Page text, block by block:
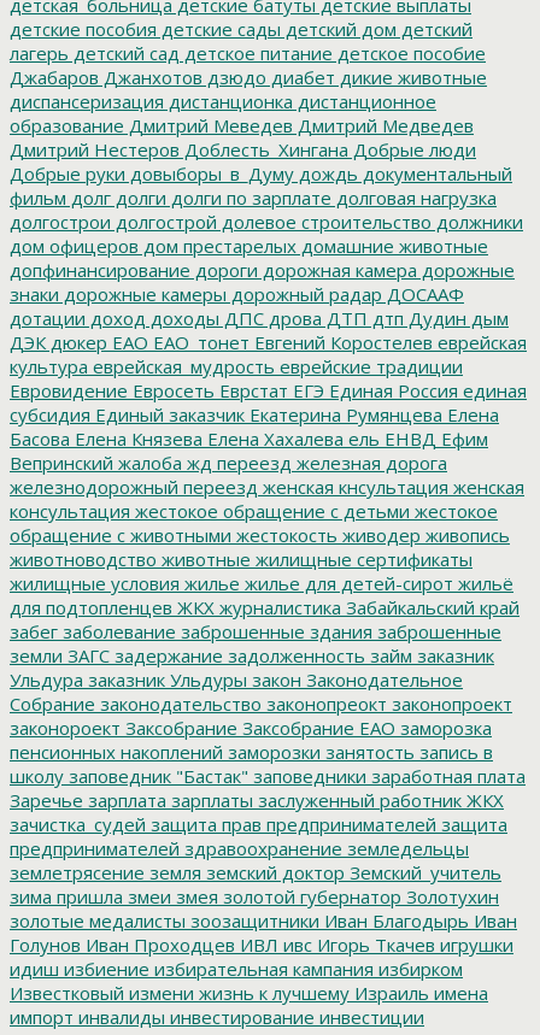
детские пособия детские сады детский дом детский
лагерь детский сад детское питание детское пособие
Джабаров Джанхотов дзюдо диабет дикие животные
диспансеризация дистанционка дистанционное
образование Дмитрий Меведев Дмитрий Медведев
Дмитрий Нестеров Доблесть_Хингана Добрые люди
Добрые руки довыборы_в_Думу дождь документальный
фильм долг долги долги по зарплате долговая нагрузка
долгострои долгострой долевое строительство должники
дом офицеров дом престарелых домашние животные
допфинансирование дороги дорожная камера дорожные
знаки дорожные камеры дорожный радар ДОСААФ
дотации доход доходы ДПС дрова ДТП дтп Дудин дым
ДЭК дюкер ЕАО ЕАО_тонет Евгений Коростелев еврейская
культура еврейская_мудрость еврейские традиции
Евровидение Евросеть Еврстат ЕГЭ Единая Россия единая
субсидия Единый заказчик Екатерина Румянцева Елена
Басова Елена Князева Елена Хахалева ель ЕНВД Ефим
Вепринский жалоба жд переезд железная дорога
железнодорожный переезд женская кнсультация женская
консультация жестокое обращение с детьми жестокое
обращение с животными жестокость живодер живопись
животноводство животные жилищные сертификаты
жилищные условия жилье жилье для детей-сирот жильё
для подтопленцев ЖКХ журналистика Забайкальский край
забег заболевание заброшенные здания заброшенные
земли ЗАГС задержание задолженность займ заказник
Ульдура заказник Ульдуры закон Законодательное
Собрание законодательство законопреокт законопроект
законороект Заксобрание Заксобрание ЕАО заморозка
пенсионных накоплений заморозки занятость запись в
школу заповедник "Бастак" заповедники заработная плата
Заречье зарплата зарплаты заслуженный работник ЖКХ
зачистка_судей защита прав предпринимателей защита
предпринимателей здравоохранение земледельцы
землетрясение земля земский доктор Земский_учитель
зима пришла змеи змея золотой губернатор Золотухин
золотые медалисты зоозащитники Иван Благодырь Иван
Голунов Иван Проходцев ИВЛ ивс Игорь Ткачев игрушки
идиш избиение избирательная кампания избирком
Известковый измени жизнь к лучшему Израиль имена
импорт инвалиды инвестирование инвестиции